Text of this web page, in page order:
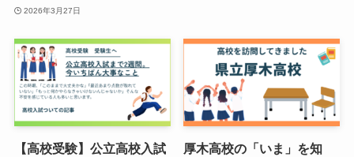
2026年3月27日
【高校受験】公立高校入試
厚木高校の「いま」を知